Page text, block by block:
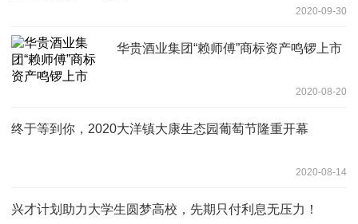
2020-09-30
华贵酒业集团“赖师傅”商标资产鸣锣上市
2020-08-20
终于等到你，2020大洋镇大康生态园葡萄节隆重开幕
2020-08-14
兴才计划助力大学生圆梦高校，先期只付利息无压力！